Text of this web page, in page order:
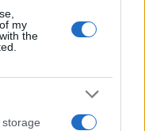
my
the
7 Αυγούστου
ο
τον Δράμαλη